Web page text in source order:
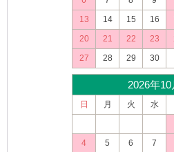
13
14 15 16
20
21 22 23
27
28 29 30
2026年10
日 月 火 水
4
5 6 7